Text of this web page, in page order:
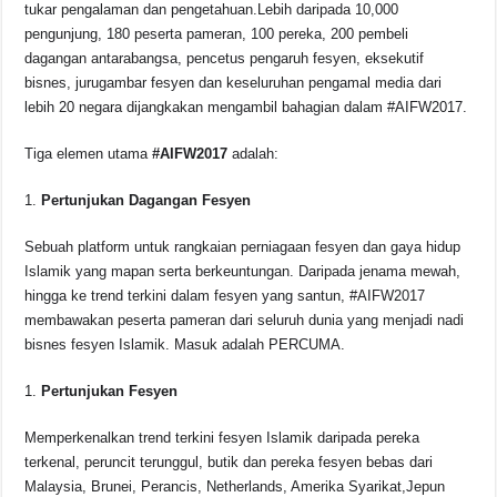
tukar pengalaman dan pengetahuan.Lebih daripada 10,000
pengunjung, 180 peserta pameran, 100 pereka, 200 pembeli
dagangan antarabangsa, pencetus pengaruh fesyen, eksekutif
bisnes, jurugambar fesyen dan keseluruhan pengamal media dari
lebih 20 negara dijangkakan mengambil bahagian dalam #AIFW2017.
Tiga elemen utama#AIFW2017 adalah:
Pertunjukan Dagangan Fesyen
Sebuah platform untuk rangkaian perniagaan fesyen dan gaya hidup
Islamik yang mapan serta berkeuntungan. Daripada jenama mewah,
hingga ke trend terkini dalam fesyen yang santun, #AIFW2017
membawakan peserta pameran dari seluruh dunia yang menjadi nadi
bisnes fesyen Islamik. Masuk adalah PERCUMA.
Pertunjukan Fesyen
Memperkenalkan trend terkini fesyen Islamik daripada pereka
terkenal, peruncit terunggul, butik dan pereka fesyen bebas dari
Malaysia, Brunei, Perancis, Netherlands, Amerika Syarikat,Jepun